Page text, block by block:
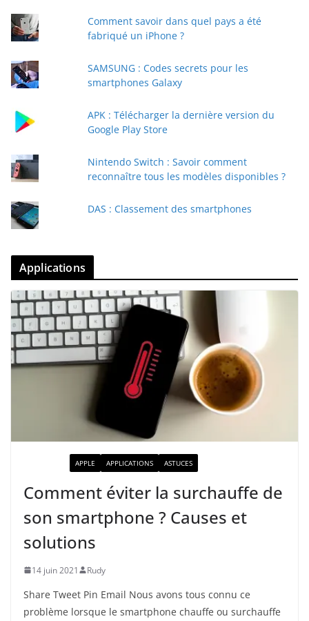
Comment savoir dans quel pays a été
fabriqué un iPhone ?
SAMSUNG : Codes secrets pour les
smartphones Galaxy
APK : Télécharger la dernière version du
Google Play Store
Nintendo Switch : Savoir comment
reconnaître tous les modèles disponibles ?
DAS : Classement des smartphones
Applications
APPLE APPLICATIONS ASTUCES
Comment éviter la surchauffe de
son smartphone ? Causes et
solutions
14 juin 2021 Rudy
Share Tweet Pin Email Nous avons tous connu ce
problème lorsque le smartphone chauffe ou surchauffe